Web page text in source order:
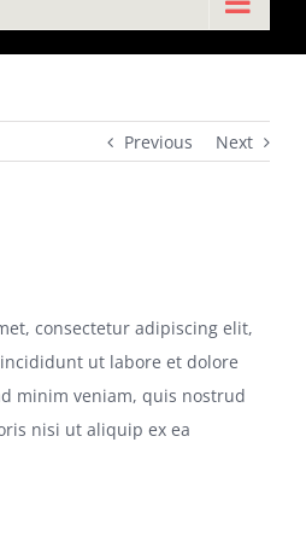
Previous Next
consectetur adipiscing elit,
ut labore et dolore
minim veniam, quis nostrud
nisi ut aliquip ex ea